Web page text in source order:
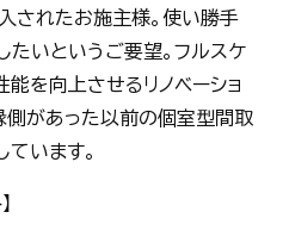
されたお施主様。使い勝手
たいというご要望。フルスケ
を向上させるリノベーショ
側があった以前の個室型間取
います。